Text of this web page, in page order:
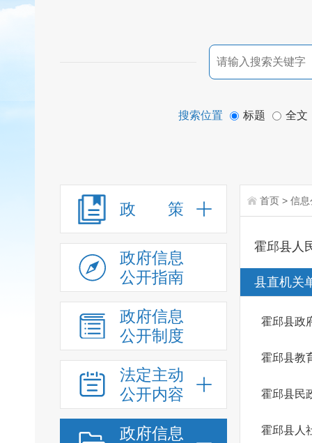
搜索位置 标题 全文
政 策
政府信息
公开指南
政府信息
公开制度
法定主动
公开内容
政府信息
首页 > 信息
霍邱县人
县直机关
霍邱县政
霍邱县教
霍邱县民
霍邱县人